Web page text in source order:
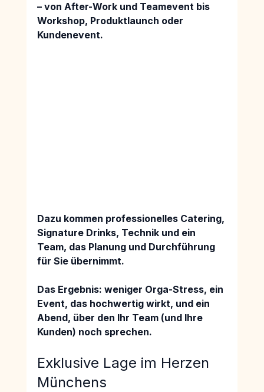
– von After-Work und Teamevent bis
Workshop, Produktlaunch oder
Kundenevent.
Dazu kommen professionelles Catering,
Signature Drinks, Technik und ein
Team, das Planung und Durchführung
für Sie übernimmt.
Das Ergebnis: weniger Orga-Stress, ein
Event, das hochwertig wirkt, und ein
Abend, über den Ihr Team (und Ihre
Kunden) noch sprechen.
Exklusive Lage im Herzen
Münchens